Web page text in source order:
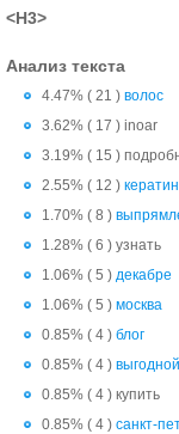
<H3>
Анализ текста
4.47% ( 21 )волос
3.62% ( 17 ) inoar
3.19% ( 15 )
2.55% ( 12 )кератин
1.70% ( 8 )
1.28% ( 6 ) узнать
1.06% ( 5 )декабре
1.06% ( 5 )москва
0.85% ( 4 )блог
0.85% ( 4 )выгодной
0.85% ( 4 ) купить
0.85% ( 4 )санкт-